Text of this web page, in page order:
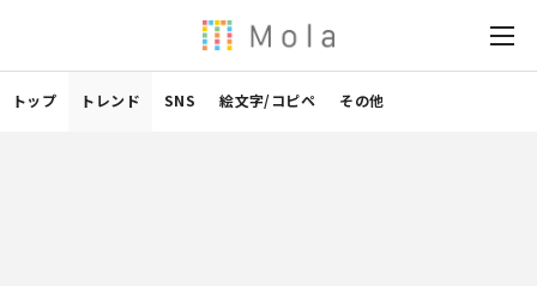
トップ トレンド SNS 絵文字/コピペ その他